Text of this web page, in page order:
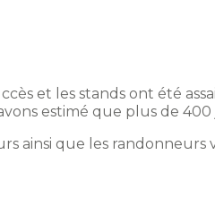
et les stands ont été
estimé que plus de 400
ainsi que les